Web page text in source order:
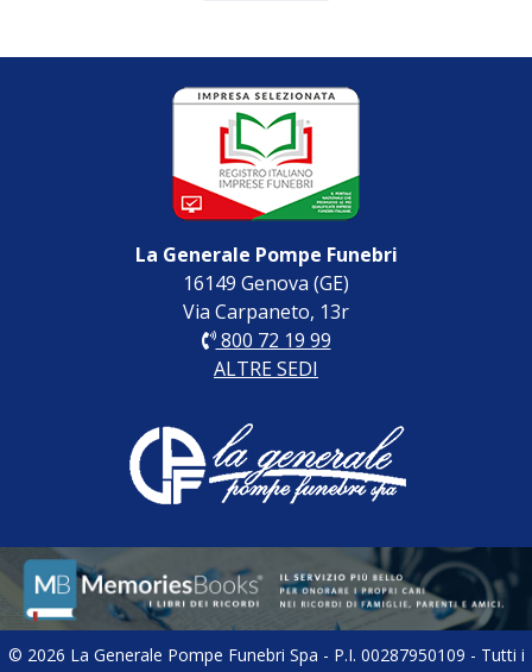
La Generale Pompe Funebri
16149 Genova (GE)
Via Carpaneto, 13r
800 72 19 99
ALTRE SEDI
© 2026 La Generale Pompe Funebri Spa - P.I. 00287950109 - Tutti i